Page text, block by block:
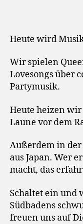
Heute wird
Wir spielen
Lovesongs über
Partymusik.
Heute heizen
Laune vor dem
Außerdem in der
aus Japan. Wer
macht, das
Schaltet ein und
Südbadens
freuen uns auf